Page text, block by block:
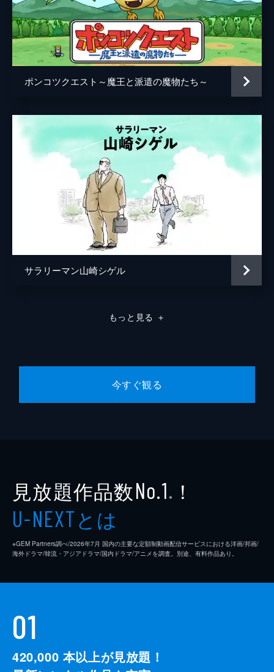
ポンコツクエスト～魔王と派遣の魔物たち～
サラリーマン山崎シゲル
もっと見る ＋
今すぐ観る
見放題作品数No.1 ※ ！
U-NEXTとは
※GEM Partners調べ/2026年7⽉ 国内の主要な定額制動画配信サービスにおける洋画/邦画/
海外ドラマ/韓流・アジアドラマ/国内ドラマ/アニメを調査。別途、有料作品あり。
01
420,000 本以上が見放題！